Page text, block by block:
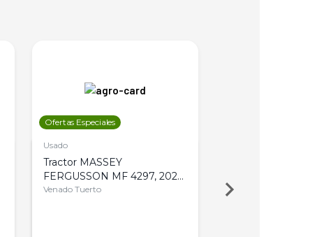
Ofertas Especiales
Usado
Tractor MASSEY
FERGUSSON MF 4297, 2020,
4WD, PATON
Venado Tuerto Venado Tuerto